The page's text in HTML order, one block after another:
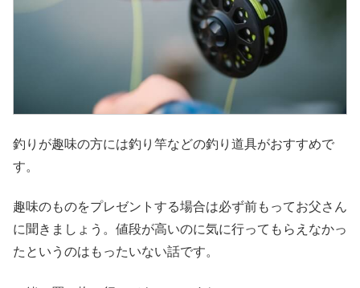
釣りが趣味の方には釣り竿などの釣り道具がおすすめで
す。
趣味のものをプレゼントする場合は必ず前もってお父さん
に聞きましょう。値段が高いのに気に行ってもらえなかっ
たというのはもったいない話です。